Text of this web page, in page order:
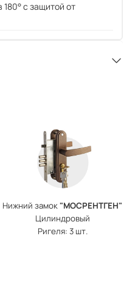
с защитой от
Нижний замок"МОСРЕНТГЕН"
Цилиндровый
Ригеля: 3 шт.